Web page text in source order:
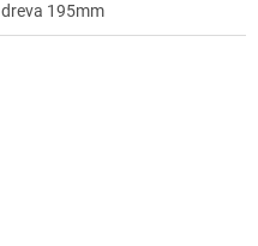
dreva 195mm